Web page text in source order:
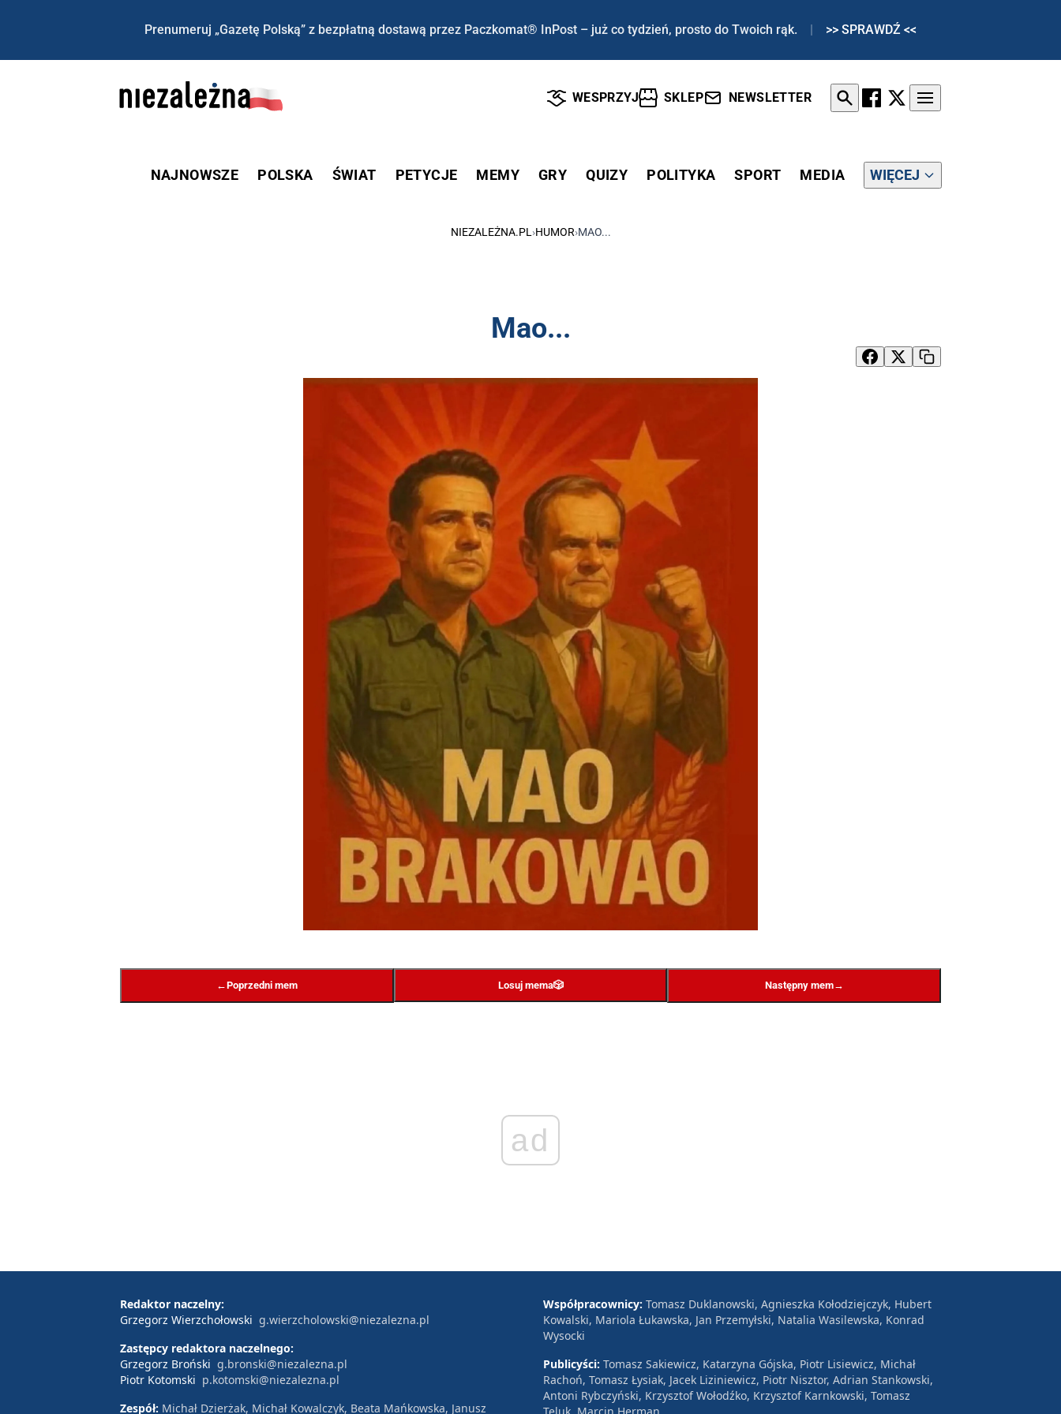
Prenumeruj „Gazetę Polską” z bezpłatną dostawą przez Paczkomat® InPost – już co tydzień, prosto do Twoich rąk. | >> SPRAWDŹ <<
WESPRZYJ SKLEP NEWSLETTER
NAJNOWSZE POLSKA ŚWIAT PETYCJE MEMY GRY QUIZY POLITYKA SPORT MEDIA WIĘCEJ
NIEZALEŻNA.PL ›HUMOR›MAO...
Mao...
←Poprzedni mem Losuj mema🎲 Następny mem→
ad
Redaktor naczelny:
Grzegorz Wierzchołowski g.wierzcholowski@niezalezna.pl
Zastępcy redaktora naczelnego:
Grzegorz Broński g.bronski@niezalezna.pl
Piotr Kotomski p.kotomski@niezalezna.pl
Zespół: Michał Dzierżak, Michał Kowalczyk, Beata Mańkowska, Janusz
Współpracownicy: Tomasz Duklanowski, Agnieszka Kołodziejczyk, Hubert
Kowalski, Mariola Łukawska, Jan Przemyłski, Natalia Wasilewska, Konrad
Wysocki
Publicyści: Tomasz Sakiewicz, Katarzyna Gójska, Piotr Lisiewicz, Michał
Rachoń, Tomasz Łysiak, Jacek Liziniewicz, Piotr Nisztor, Adrian Stankowski,
Antoni Rybczyński, Krzysztof Wołodźko, Krzysztof Karnkowski, Tomasz
Teluk, Marcin Herman